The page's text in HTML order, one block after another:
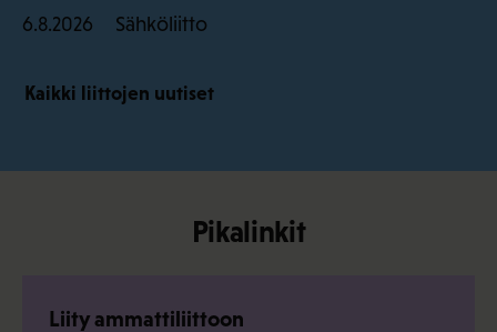
6.8.2026 Sähköliitto
Kaikki liittojen uutiset
Pikalinkit
Liity ammattiliittoon